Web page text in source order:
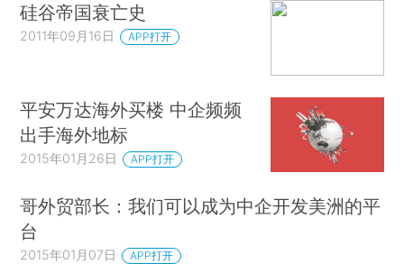
硅谷帝国衰亡史
2011年09月16日 APP打开
平安万达海外买楼 中企频频
出手海外地标
2015年01月26日 APP打开
哥外贸部长：我们可以成为中企开发美洲的平
台
2015年01月07日 APP打开